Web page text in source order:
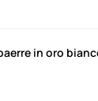
in oro